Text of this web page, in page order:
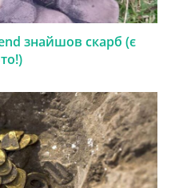
знайшов скарб (є